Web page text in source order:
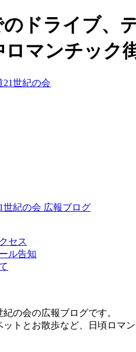
ドライブ、
ロマンチック
の会の広報ブログです。
トとお散歩など、日頃ロマ